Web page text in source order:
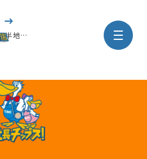
半地…